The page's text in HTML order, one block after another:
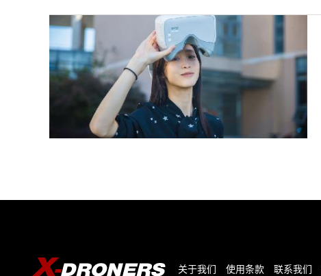
关于我们 使用条款 联系我们